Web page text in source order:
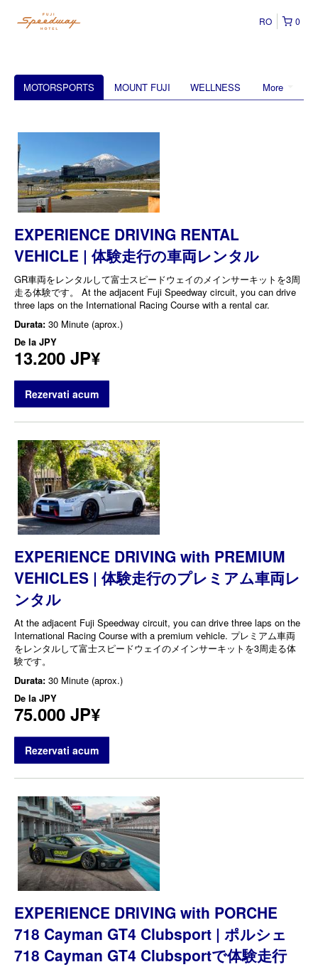
0
RO
More
MOTORSPORTS MOUNT FUJI WELLNESS
EXPERIENCE DRIVING RENTAL
VEHICLE | 体験走行の車両レンタル
GR車両をレンタルして富士スピードウェイのメインサーキットを3周
走る体験です。 At the adjacent Fuji Speedway circuit, you can drive
three laps on the International Racing Course with a rental car.
Durata: 30 Minute (aprox.)
De la JPY
13.200 JP¥
Rezervati acum
EXPERIENCE DRIVING with PREMIUM
VEHICLES | 体験走行のプレミアム車両レ
ンタル
At the adjacent Fuji Speedway circuit, you can drive three laps on the
International Racing Course with a premium vehicle. プレミアム車両
をレンタルして富士スピードウェイのメインサーキットを3周走る体
験です。
Durata: 30 Minute (aprox.)
De la JPY
75.000 JP¥
Rezervati acum
EXPERIENCE DRIVING with PORCHE
718 Cayman GT4 Clubsport | ポルシェ
718 Cayman GT4 Clubsportで体験走行